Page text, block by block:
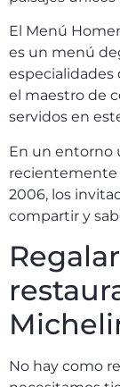
El Menú
es un menú
especialidades
el maestro de
servidos en
En un entorno
recientemente
2006, los
compartir y
No hay como